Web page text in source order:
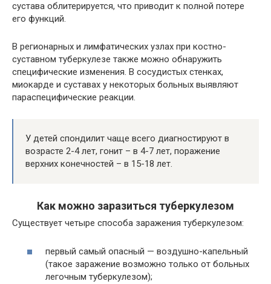
сустава облитерируется, что приводит к полной потере
его функций.
В регионарных и лимфатических узлах при костно-
суставном туберкулезе также можно обнаружить
специфические изменения. В сосудистых стенках,
миокарде и суставах у некоторых больных выявляют
параспецифические реакции.
У детей спондилит чаще всего диагностируют в
возрасте 2-4 лет, гонит – в 4-7 лет, поражение
верхних конечностей – в 15-18 лет.
Как можно заразиться туберкулезом
Существует четыре способа заражения туберкулезом:
первый самый опасный — воздушно-капельный
(такое заражение возможно только от больных
легочным туберкулезом);